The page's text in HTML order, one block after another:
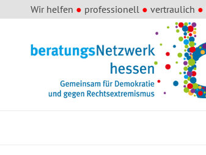
Wir helfen ● professionell ● vertraulich ●